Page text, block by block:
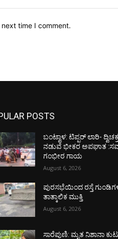
time I comment.
POSTS
ಬಂಟ್ವಾಳ: ಟಿಪ್ಪರ್ ಲಾರಿ-
ನಡುವೆ ಭೀಕರ ಅಪಘಾತ
ಗಂಭೀರ ಗಾಯ
August 6, 2026
ಪುರಸಭೆಯಿಂದ ರಸ್ತೆ
ತಾತ್ಕಾಲಿಕ ಮುಕ್ತಿ
August 6, 2026
ಸಾರೆಪುಣಿ: ಮೃತ ನಿಶಾನಾ